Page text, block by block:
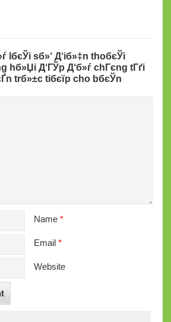
lбєЎi sб»‘ Д‘iб»‡n thoбєЎi
hб»Џi Д‘ГЎp Д‘б»ѓ chГєng tГґi
trб»±c tiбєїp cho bбєЎn
Name *
Email *
Website